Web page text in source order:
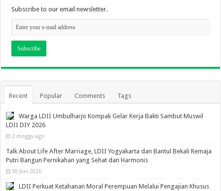
Subscribe to our email newsletter.
Recent Popular Comments Tags
Warga LDII Umbulharjo Kompak Gelar Kerja Bakti Sambut Muswil
LDII DIY 2026
2 minggu ago
Talk About Life After Marriage, LDII Yogyakarta dan Bantul Bekali Remaja
Putri Bangun Pernikahan yang Sehat dan Harmonis
30 Juni 2026
LDII Perkuat Ketahanan Moral Perempuan Melalui Pengajian Khusus